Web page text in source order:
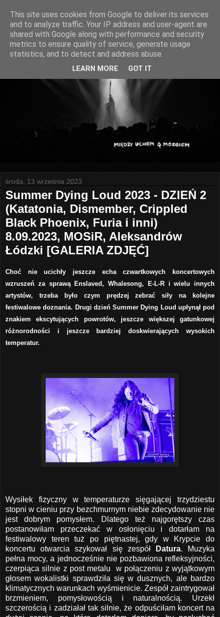
środa, 13 września 2023
Summer Dying Loud 2023 - DZIEŃ 2
(Katatonia, Dismember, Crippled
Black Phoenix, Furia i inni)
8.09.2023, MOSiR, Aleksandrów
Łódzki [GALERIA ZDJĘĆ]
Choć nie ucichły jeszcze echa czwartkowych koncertowych
wzruszeń za sprawą Enslaved, Whalesong, E-L-R i wielu innych
artystów, trzeba było czym prędzej zebrać siły na kolejne
festiwalowe doznania. Drugi dzień Summer Dying Loud upłynął pod
znakiem ekscytujących powrotów, jeszcze większej gatunkowej
różnorodności i jeszcze bardziej doskwierających wysokich
temperatur.
Wysiłek fizyczny w temperaturze sięgającej trzydziestu
stopni w cieniu przy bezchmurnym niebie zdecydowanie nie
jest dobrym pomysłem. Dlatego też najgorętszy czas
postanowiłam przeczekać w osłonięciu i dotarłam na
festiwalowy teren tuż po piętnastej, gdy w Krypcie do
koncertu otwarcia szykował się zespół
Datura. Muzyka
pełna mocy, a jednocześnie nie pozbawiona refleksyjności,
czerpiąca silnie z post metalu w połączeniu z wyjątkowym
głosem wokalistki sprawdziła się w dusznych, ale bardzo
klimatycznych warunkach wyśmienicie. Zespół zaintrygował
brzmieniem, pomysłowością i naturalnością. Urzekł
szczerością i zadziałał tak silnie, że odpuściłam koncert na
This site uses cookies from Google to deliver its services
and to analyze traffic. Your IP address and user-agent are
shared with Google along with performance and security
metrics to ensure quality of service, generate usage
statistics, and to detect and address abuse.
LEARN MORE GOT IT